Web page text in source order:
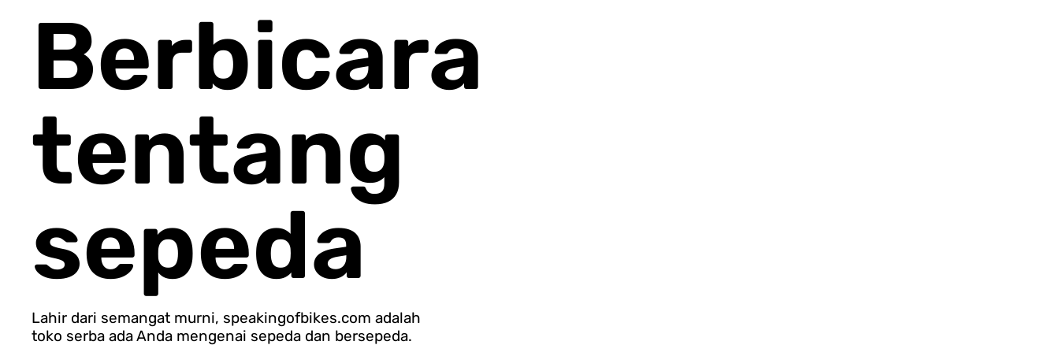
Berbicara
tentang
sepeda
Lahir dari semangat murni, speakingofbikes.com adalah
toko serba ada Anda mengenai sepeda dan bersepeda.